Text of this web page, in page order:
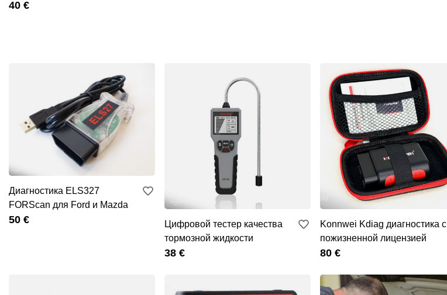
40 €
Диагностика ELS327
FORScan для Ford и Mazda
50 €
Цифровой тестер качества
тормозной жидкости
38 €
Konnwei Kdiag диагностика с
пожизненной лицензией
80 €